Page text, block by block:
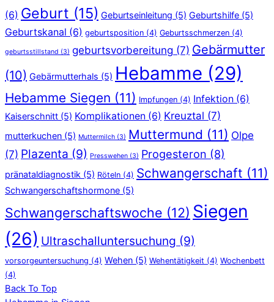
(6) Geburt (15) Geburtseinleitung (5) Geburtshilfe (5)
Geburtskanal (6) geburtsposition (4) Geburtsschmerzen (4)
geburtsstillstand (3) geburtsvorbereitung (7) Gebärmutter
(10) Gebärmutterhals (5) Hebamme (29)
Hebamme Siegen (11) Impfungen (4) Infektion (6)
Kaiserschnitt (5) Komplikationen (6) Kreuztal (7)
mutterkuchen (5) Muttermilch (3) Muttermund (11) Olpe
(7) Plazenta (9) Presswehen (3) Progesteron (8)
pränataldiagnostik (5) Röteln (4) Schwangerschaft (11)
Schwangerschaftshormone (5)
Schwangerschaftswoche (12) Siegen
(26) Ultraschalluntersuchung (9)
vorsorgeuntersuchung (4) Wehen (5) Wehentätigkeit (4) Wochenbett
(4)
Back To Top